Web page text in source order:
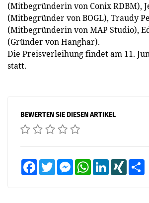
(Mitbegründerin von Conix RDBM),
(Mitbegründer von BOGL), Traudy
(Mitbegründerin von MAP Studio),
(Gründer von Hanghar).
Die Preisverleihung findet am 11.
statt.
BEWERTEN SIE DIESEN ARTIKEL
FacebookTwitter MessengerWhatsAppLinkedInXING